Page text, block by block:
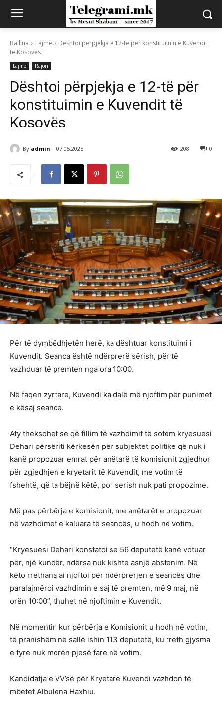
Ballina Lajme
Dështoi përpjekja e 12-të për konstituimin e Kuvendit
të Kosovës
Lajme Rajon
Dështoi përpjekja e 12-të për
konstituimin e Kuvendit të
Kosovës
By admin 07.05.2025 0
208
Për të dymbëdhjetën herë, ka dështuar konstituimi i
Kuvendit. Seanca është ndërprerë sërish, për të
vazhduar të premten nga ora 10:00.
Në faqen zyrtare, Kuvendi ka dalë më njoftim për punimet
e kësaj seance.
Aty theksohet se që fillim të vazhdimit të sotëm kryesuesi
Dehari përsëriti kërkesën për subjektet politike që nuk i
kanë propozuar emrat për anëtarë të komisionit zgjedhor
për zgjedhjen e kryetarit të Kuvendit, me votim të
fshehtë, që ta bëjnë këtë, por serish nuk pati propozime.
Më pas përbërja e komisionit, me anëtarët e propozuar
në vazhdimet e kaluara të seancës, u hodh në votim.
“Kryesuesi Dehari konstatoi se 56 deputetë kanë votuar
për, një kundër, ndërsa nuk kishte asnjë abstenim. Në
këto rrethana ai njoftoi për ndërprerjen e seancës dhe
paralajmëroi vazhdimin e saj të premten, më 9 maj, në
orën 10:00”, thuhet në njoftimin e Kuvendit.
Në momentin kur përbërja e Komisionit u hodh në votim,
të pranishëm në sallë ishin 113 deputetë, ku rreth gjysma
e tyre nuk morën pjesë fare në votim.
Kandidatja e VV’së për Kryetare Kuvendi vazhdon të
mbetet Albulena Haxhiu.